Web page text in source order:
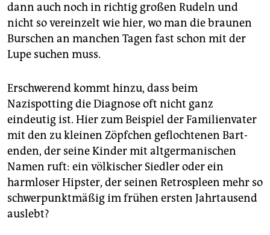
genossenschaft
epaper login
dann auch noch in richtig großen Rudeln und
nicht so vereinzelt wie hier, wo man die braunen
Burschen an manchen Tagen fast schon mit der
Lupe suchen muss.
Erschwerend kommt hinzu, dass beim
Nazispotting die Diagnose oft nicht ganz
eindeutig ist. Hier zum Beispiel der Familienvater
mit den zu kleinen Zöpfchen geflochtenen Bart­
enden, der seine Kinder mit altgermanischen
Namen ruft: ein völkischer Siedler oder ein
harmloser Hipster, der seinen Retro­spleen mehr so
schwerpunktmäßig im frühen ersten Jahrtausend
auslebt?